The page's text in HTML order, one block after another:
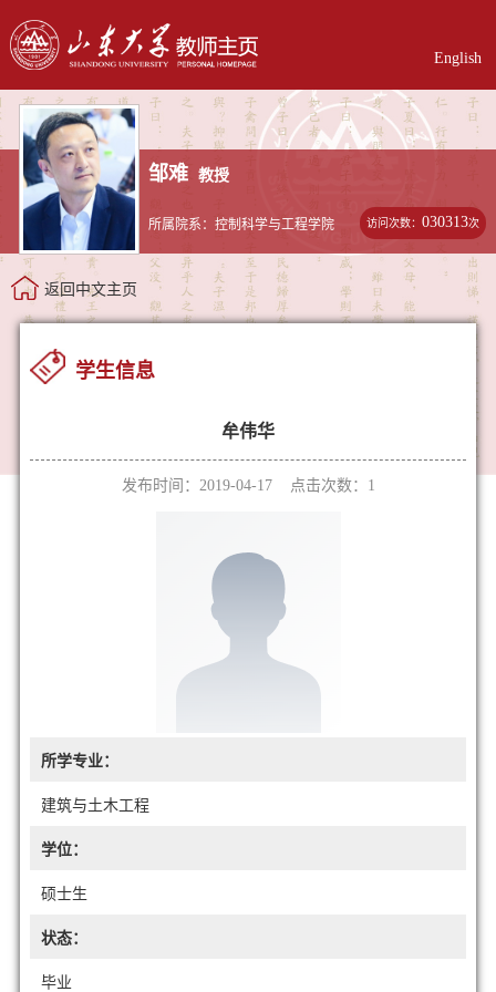
English
邹难 教授
所属院系：控制科学与工程学院 访问次数：030313次
返回中文主页
学生信息
牟伟华
发布时间：2019-04-17 点击次数： 1
所学专业：
建筑与土木工程
学位：
硕士生
状态：
毕业